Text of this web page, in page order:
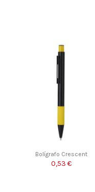
Bolígrafo Crescent
0,53 €